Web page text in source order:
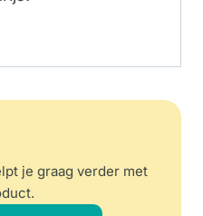
je graag verder met